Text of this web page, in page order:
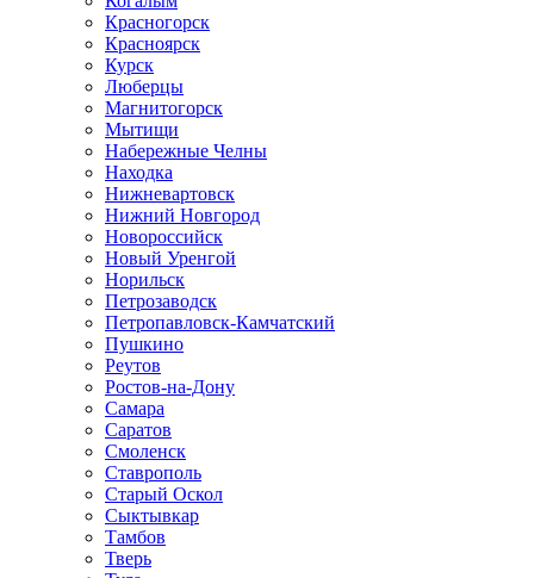
Красногорск
Красноярск
Курск
Люберцы
Магнитогорск
Мытищи
Набережные Челны
Находка
Нижневартовск
Нижний Новгород
Новороссийск
Новый Уренгой
Норильск
Петрозаводск
Петропавловск-Камчатский
Пушкино
Реутов
Ростов-на-Дону
Самара
Саратов
Смоленск
Ставрополь
Старый Оскол
Сыктывкар
Тамбов
Тверь